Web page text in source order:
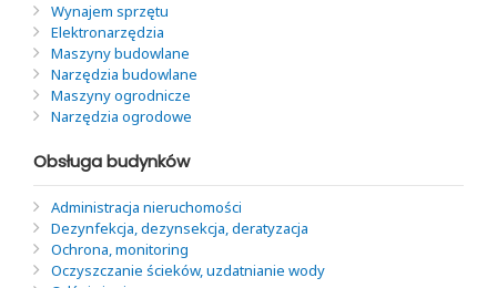
Wynajem sprzętu
Elektronarzędzia
Maszyny budowlane
Narzędzia budowlane
Maszyny ogrodnicze
Narzędzia ogrodowe
Obsługa budynków
Administracja nieruchomości
Dezynfekcja, dezynsekcja, deratyzacja
Ochrona, monitoring
Oczyszczanie ścieków, uzdatnianie wody